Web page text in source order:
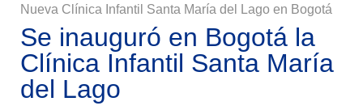
Nueva Clínica Infantil Santa María del Lago en Bogotá
Se inauguró en Bogotá la
Clínica Infantil Santa María
del Lago